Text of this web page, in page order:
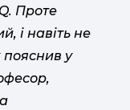
Проте
і навіть не
у